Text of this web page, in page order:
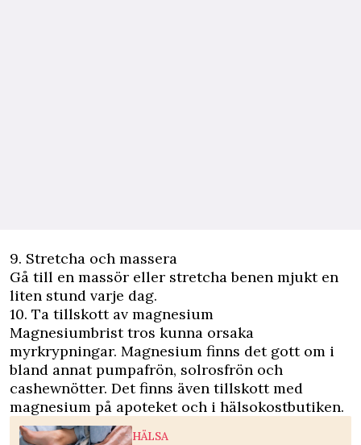
9. Stretcha och massera
Gå till en massör eller stretcha benen mjukt en
liten stund varje dag.
10. Ta tillskott av magnesium
Magnesiumbrist tros kunna orsaka
myrkrypningar. Magnesium finns det gott om i
bland annat pumpafrön, solrosfrön och
cashewnötter. Det finns även tillskott med
magnesium på apoteket och i hälsokostbutiken.
HÄLSA